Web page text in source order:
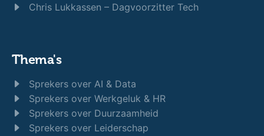
Chris Lukkassen – Dagvoorzitter Tech
Thema's
Sprekers over AI & Data
Sprekers over Werkgeluk & HR
Sprekers over Duurzaamheid
Sprekers over Leiderschap